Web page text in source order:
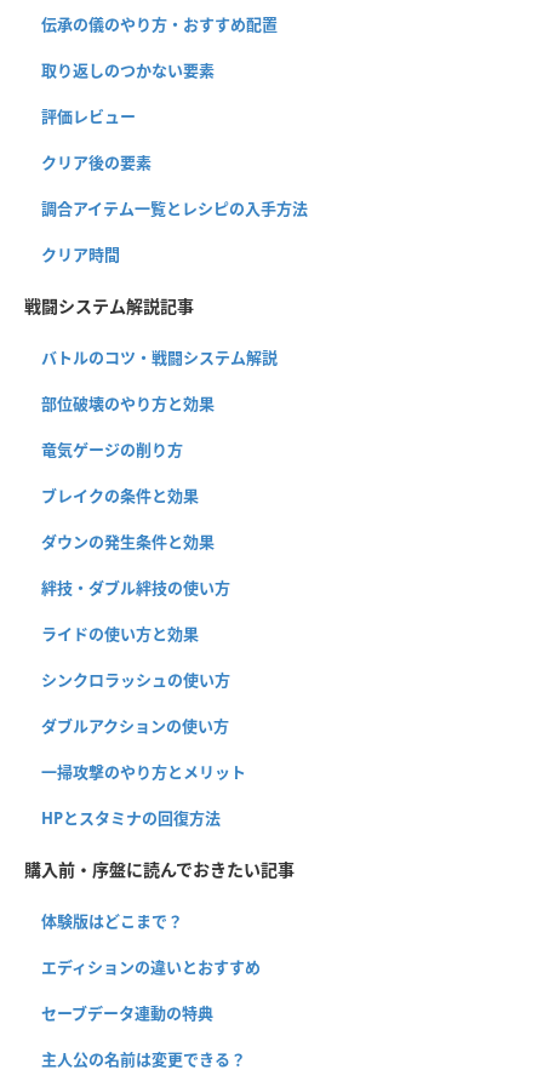
伝承の儀のやり方・おすすめ配置
取り返しのつかない要素
評価レビュー
クリア後の要素
調合アイテム一覧とレシピの入手方法
クリア時間
戦闘システム解説記事
バトルのコツ・戦闘システム解説
部位破壊のやり方と効果
竜気ゲージの削り方
ブレイクの条件と効果
ダウンの発生条件と効果
絆技・ダブル絆技の使い方
ライドの使い方と効果
シンクロラッシュの使い方
ダブルアクションの使い方
一掃攻撃のやり方とメリット
HPとスタミナの回復方法
購入前・序盤に読んでおきたい記事
体験版はどこまで？
エディションの違いとおすすめ
セーブデータ連動の特典
主人公の名前は変更できる？